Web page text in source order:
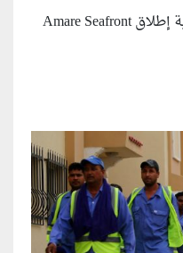
أعلنت شركة مصر إيطاليا العقارية إطلاق Amare Seafront